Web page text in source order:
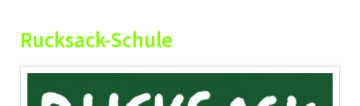
Rucksack-Schule